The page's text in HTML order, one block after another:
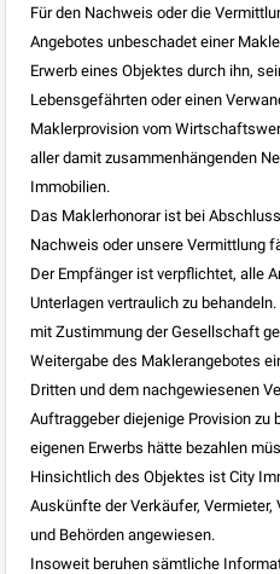
Für den Nachweis oder die
Angebotes unbeschadet einer
Erwerb eines Objektes durch ihn,
Lebensgefährten oder einen
Maklerprovision vom
aller damit zusammenhängenden
Immobilien.
Das Maklerhonorar ist bei
Nachweis oder unsere Vermittlung
Der Empfänger ist verpflichtet, alle
Unterlagen vertraulich zu
mit Zustimmung der Gesellschaft
Weitergabe des Maklerangebotes
Dritten und dem nachgewiesenen
Auftraggeber diejenige Provision zu
eigenen Erwerbs hätte bezahlen
Hinsichtlich des Objektes ist City
Auskünfte der Verkäufer, Vermieter,
und Behörden angewiesen.
Insoweit beruhen sämtliche